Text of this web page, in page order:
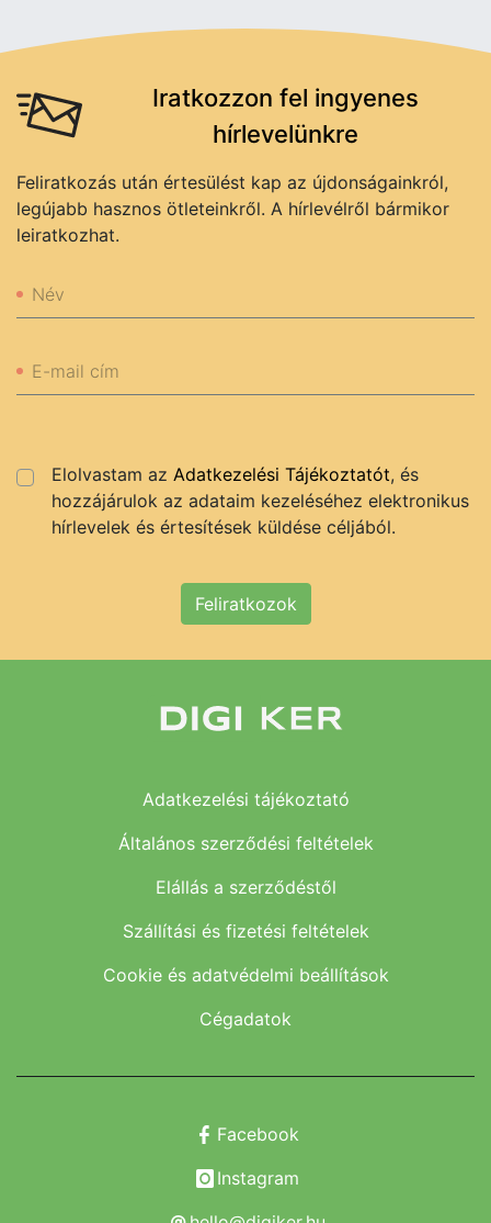
Iratkozzon fel ingyenes
hírlevelünkre
Feliratkozás után értesülést kap az újdonságainkról,
legújabb hasznos ötleteinkről. A hírlevélről bármikor
leiratkozhat.
Név
E-mail cím
Elolvastam az Adatkezelési Tájékoztatót, és
hozzájárulok az adataim kezeléséhez elektronikus
hírlevelek és értesítések küldése céljából.
Feliratkozok
Adatkezelési tájékoztató
Általános szerződési feltételek
Elállás a szerződéstől
Szállítási és fizetési feltételek
Cookie és adatvédelmi beállítások
Cégadatok
Facebook
Instagram